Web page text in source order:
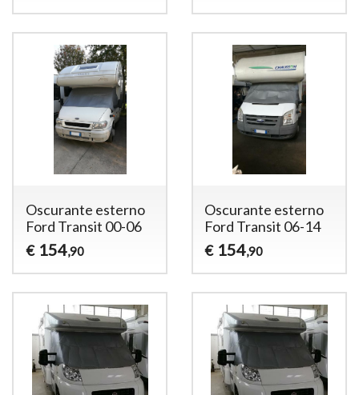
Oscurante esterno
Ford Transit 00-06
€ 154,90
Oscurante esterno
Ford Transit 06-14
€ 154,90